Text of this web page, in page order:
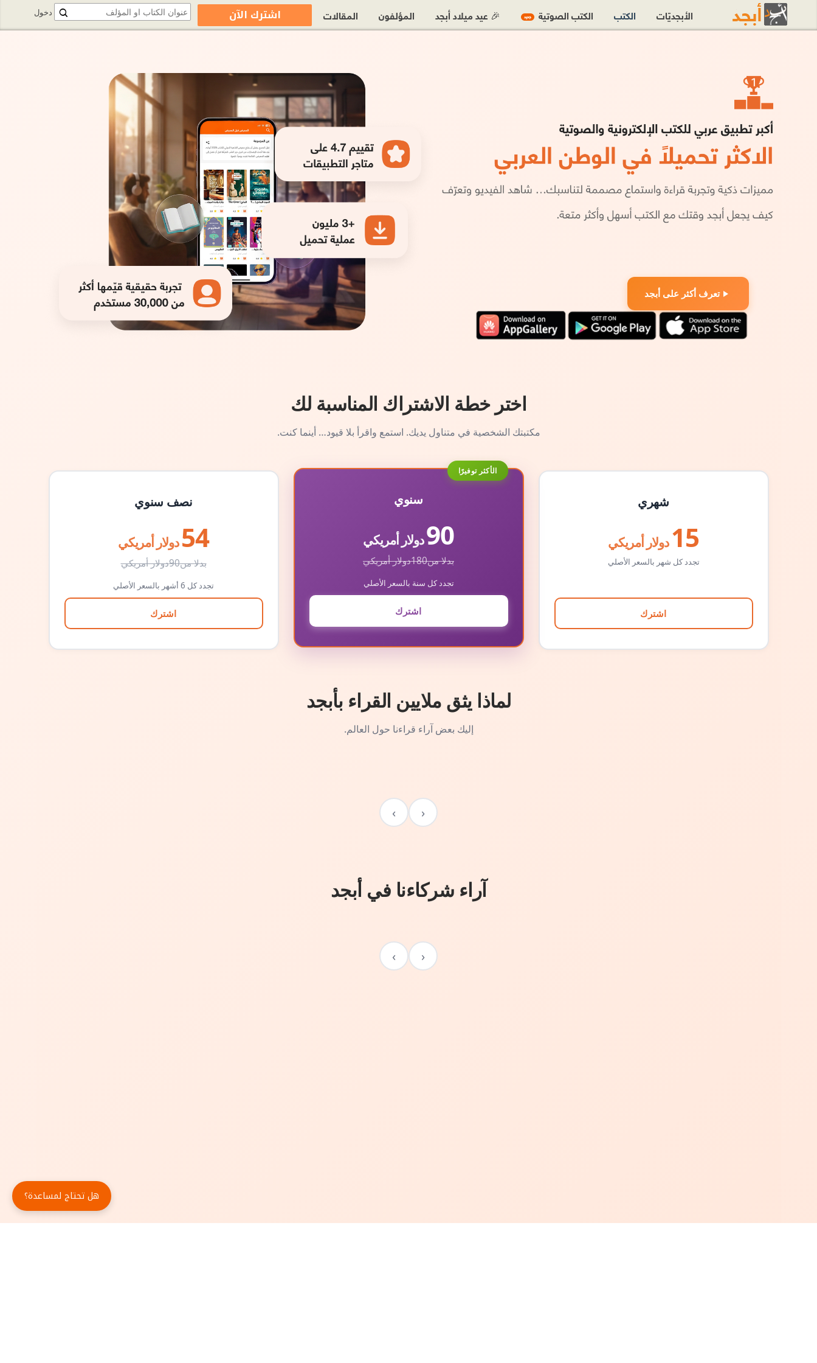
تعرف أكثر على أبجد
اختر خطة الاشتراك المناسبة لك
مكتبتك الشخصية في متناول يديك. استمع واقرأ بلا قيود… أينما كنت.
شهري
15 دولار أمريكي
تجدد كل شهر بالسعر الأصلي
اشترك
الأكثر توفيرًا
سنوي
90دولار أمريكي
بدلا من180دولار أمريكي
تجدد كل سنة بالسعر الأصلي
اشترك
نصف سنوي
54 دولار أمريكي
بدلا من90دولار أمريكي
تجدد كل 6 أشهر بالسعر الأصلي
اشترك
لماذا يثق ملايين القراء بأبجد
إليك بعض آراء قراءنا حول العالم.
‹
›
آراء شركاءنا في أبجد
‹
›
دخول الأبجديّات الكتب الكتب الصوتية جديد 🎉 عيد ميلاد أبجد المؤلفون المقالات اشترك الآن
هل تحتاج لمساعدة؟